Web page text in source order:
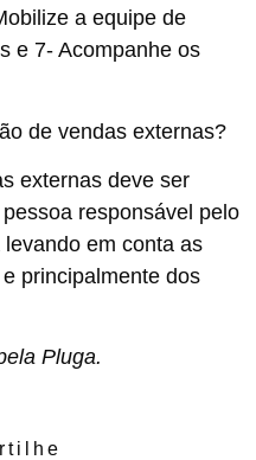
a equipe de
e 7- Acompanhe os
de vendas externas?
externas deve ser
responsável pelo
em conta as
principalmente dos
Pluga.